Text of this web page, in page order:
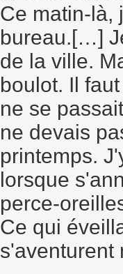
Ce matin-là,
bureau.[…]
de la ville.
boulot. Il
ne se
ne devais
printemps.
lorsque
perce-
Ce qui